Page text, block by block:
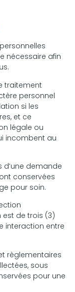
nécessaire afin
traitement
personnel
si les
et ce
légale ou
incombent au
d’une demande
conservées
pour soin.
de trois (3)
interaction entre
règlementaires
sous
pour une